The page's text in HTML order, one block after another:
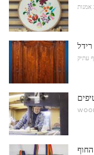
אמנות
עתיק